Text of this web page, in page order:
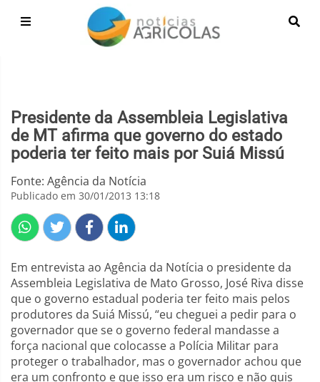
Presidente da Assembleia Legislativa
de MT afirma que governo do estado
poderia ter feito mais por Suiá Missú
Fonte: Agência da Notícia
Publicado em 30/01/2013 13:18
Em entrevista ao Agência da Notícia o presidente da
Assembleia Legislativa de Mato Grosso, José Riva disse
que o governo estadual poderia ter feito mais pelos
produtores da Suiá Missú, “eu cheguei a pedir para o
governador que se o governo federal mandasse a
força nacional que colocasse a Polícia Militar para
proteger o trabalhador, mas o governador achou que
era um confronto e que isso era um risco e não quis